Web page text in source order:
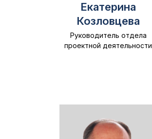
Екатерина
Козловцева
Руководитель отдела
проектной деятельности